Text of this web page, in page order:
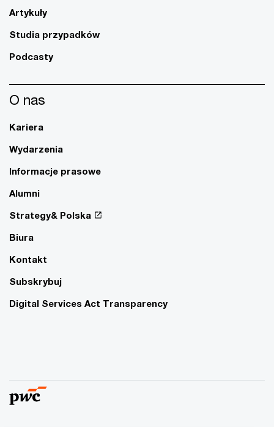
Artykuły
Studia przypadków
Podcasty
O nas
Kariera
Wydarzenia
Informacje prasowe
Alumni
Strategy& Polska
Biura
Kontakt
Subskrybuj
Digital Services Act Transparency